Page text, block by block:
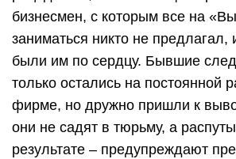
бизнесмен, с которым все на
заниматься никто не предлагал,
были им по сердцу. Бывшие
только остались на постоянной
фирме, но дружно пришли к
они не садят в тюрьму, а
результате – предупреждают